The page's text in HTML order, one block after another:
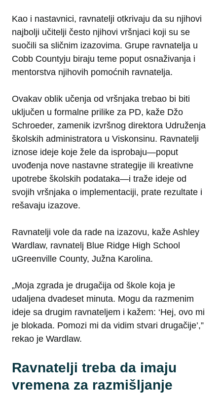
Kao i nastavnici, ravnatelji otkrivaju da su njihovi
najbolji učitelji često njihovi vršnjaci koji su se
suočili sa sličnim izazovima. Grupe ravnatelja u
Cobb Countyju biraju teme poput osnaživanja i
mentorstva njihovih pomoćnih ravnatelja.
Ovakav oblik učenja od vršnjaka trebao bi biti
uključen u formalne prilike za PD, kaže Džo
Schroeder, zamenik izvršnog direktora Udruženja
školskih administratora u Viskonsinu. Ravnatelji
iznose ideje koje žele da isprobaju—poput
uvođenja nove nastavne strategije ili kreativne
upotrebe školskih podataka—i traže ideje od
svojih vršnjaka o implementaciji, prate rezultate i
rešavaju izazove.
Ravnatelji vole da radе na izazovu, kaže Ashley
Wardlaw, ravnatelj Blue Ridge High School
uGreenville County, Južna Karolina.
„Moja zgrada je drugačija od škole koja je
udaljena dvadeset minuta. Mogu da razmenim
ideje sa drugim ravnateljem i kažem: ‘Hej, ovo mi
je blokada. Pomozi mi da vidim stvari drugačije’,”
rekao je Wardlaw.
Ravnatelji treba da imaju
vremena za razmišljanje